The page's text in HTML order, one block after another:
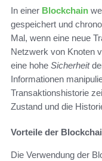
In einer Blockchain
gespeichert und
Mal, wenn eine neue
Netzwerk von Knoten
eine hohe Sicherheit
Informationen
Transaktionshistorie
Zustand und die
Vorteile der
Die Verwendung der